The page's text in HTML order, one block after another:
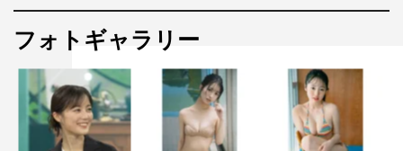
フォトギャラリー